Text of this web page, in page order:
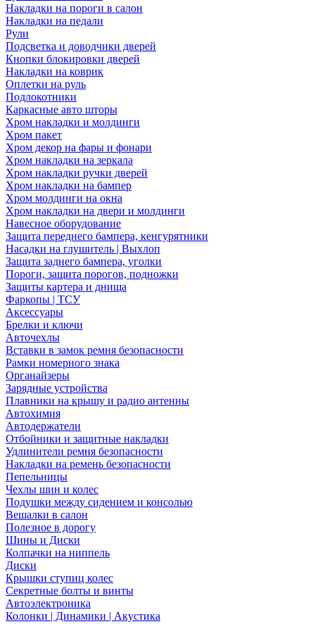
Накладки на пороги в салон
Накладки на педали
Рули
Подсветка и доводчики дверей
Кнопки блокировки дверей
Накладки на коврик
Оплетки на руль
Подлокотники
Каркасные авто шторы
Хром накладки и молдинги
Хром пакет
Хром декор на фары и фонари
Хром накладки на зеркала
Хром накладки ручки дверей
Хром накладки на бампер
Хром молдинги на окна
Хром накладки на двери и молдинги
Навесное оборудование
Защита переднего бампера, кенгурятники
Насадки на глушитель | Выхлоп
Защита заднего бампера, уголки
Пороги, защита порогов, подножки
Защиты картера и днища
Фаркопы | ТСУ
Аксессуары
Брелки и ключи
Авточехлы
Вставки в замок ремня безопасности
Рамки номерного знака
Органайзеры
Зарядные устройства
Плавники на крышу и радио антенны
Автохимия
Автодержатели
Отбойники и защитные накладки
Удлинители ремня безопасности
Накладки на ремень безопасности
Пепельницы
Чехлы шин и колес
Подушки между сидением и консолью
Вешалки в салон
Полезное в дорогу
Шины и Диски
Колпачки на ниппель
Диски
Крышки ступиц колес
Секретные болты и винты
Автоэлектроника
Колонки | Динамики | Акустика